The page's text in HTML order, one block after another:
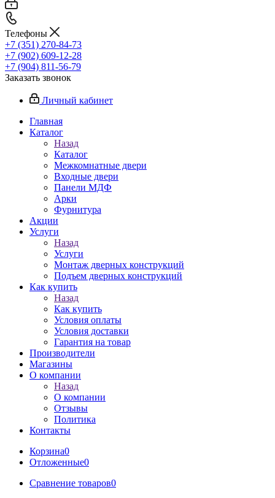
Телефоны
+7 (351) 270-84-73
+7 (902) 609-12-28
+7 (904) 811-56-79
Заказать звонок
Личный кабинет
Главная
Каталог
Назад
Каталог
Межкомнатные двери
Входные двери
Панели МДФ
Арки
Фурнитура
Акции
Услуги
Назад
Услуги
Монтаж дверных конструкций
Подъем дверных конструкций
Как купить
Назад
Как купить
Условия оплаты
Условия доставки
Гарантия на товар
Производители
Магазины
О компании
Назад
О компании
Отзывы
Политика
Контакты
Корзина0
Отложенные0
Сравнение товаров0